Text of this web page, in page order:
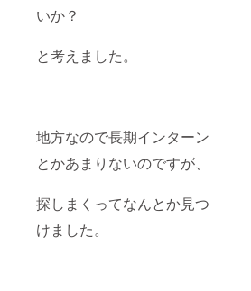
いか？
と考えました。
地方なので長期インターン
とかあまりないのですが、
探しまくってなんとか見つ
けました。